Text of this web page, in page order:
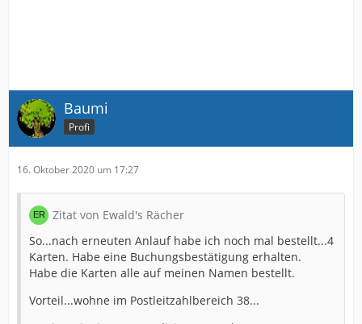
Baumi
Profi
16. Oktober 2020 um 17:27
Zitat von Ewald's Rächer
So...nach erneuten Anlauf habe ich noch mal bestellt...4
Karten. Habe eine Buchungsbestätigung erhalten.
Habe die Karten alle auf meinen Namen bestellt.
Vorteil...wohne im Postleitzahlbereich 38...